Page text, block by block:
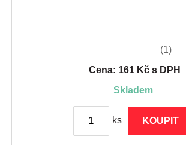
(1)
Cena: 161 Kč s DPH
skladem
ks KOUPIT